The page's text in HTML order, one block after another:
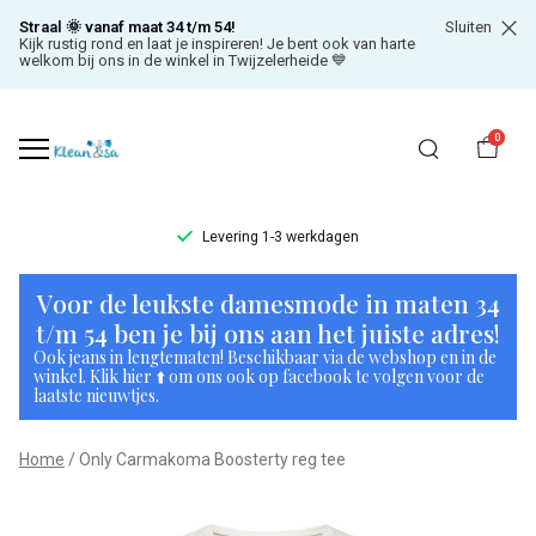
Straal 🌞 vanaf maat 34 t/m 54!
Kijk rustig rond en laat je inspireren! Je bent ook van harte
welkom bij ons in de winkel in Twijzelerheide 💙
Sluiten
0
Levering 1-3 werkdagen
Only
Carmakoma
Boosterty
reg
tee
Voor de leukste damesmode in maten 34
t/m 54 ben je bij ons aan het juiste adres!
Ook jeans in lengtematen! Beschikbaar via de webshop en in de
winkel. Klik hier ⬆️ om ons ook op facebook te volgen voor de
laatste nieuwtjes.
Home Only Carmakoma Boosterty reg tee